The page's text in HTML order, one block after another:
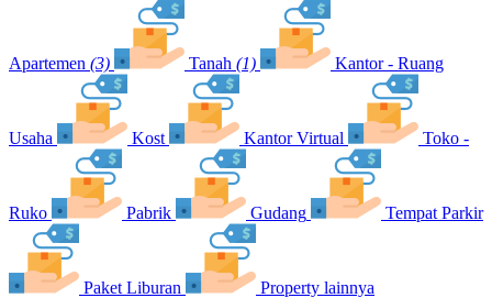
Apartemen (3) Tanah (1) Kantor - Ruang
Usaha Kost Kantor Virtual Toko -
Ruko Pabrik Gudang Tempat Parkir
Paket Liburan Property lainnya